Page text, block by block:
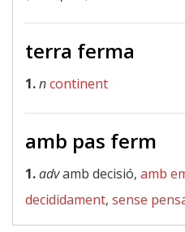
terra ferma
1.ncontinent
amb pas ferm
1.advamb decisió, amb
decididament, sense